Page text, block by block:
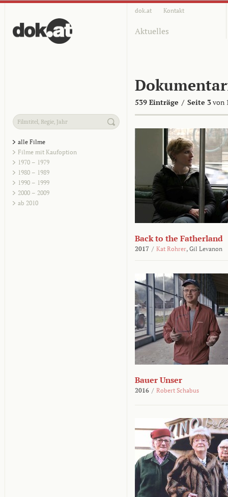
dok.at Kontakt
Aktuelles
539 Einträge / Seite 3von
alle Filme
Filme mit Kaufoption
1970 – 1979
1980 – 1989
1990 – 1999
2000 – 2009
ab 2010
Back to the Fatherland
2017 / Kat Rohrer, Gil Levanon
Bauer Unser
2016 / Robert Schabus